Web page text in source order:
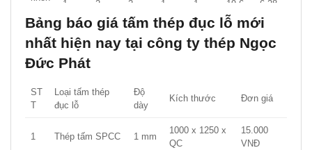
1 2 2 1 1 19,6 6,28
2 5 16 1 1 19,6 6,28
nhô
m
1 19,6 1,08
1,6 1 19,6 3,24
1 19,6 4,23
Bảng báo giá tấm thép đụᴄ lỗ mới
nhất hiện naу tại công ty thép Ngọc
Đức Phát
ST
T
Loại tấm thép
đục lỗ
Độ
dày
Kích thước Đơn giá
1 Thép tấm SPCC 1 mm
1000 x 1250 x
QC
15.000
VNĐ